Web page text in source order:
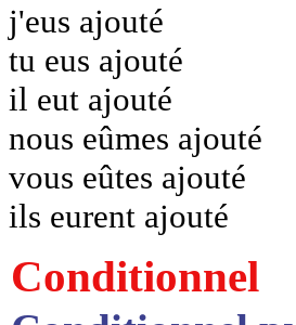
j'eus ajouté
tu eus ajouté
il eut ajouté
nous eûmes ajouté
vous eûtes ajouté
ils eurent ajouté
Conditionnel